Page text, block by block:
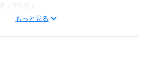
車5分）
ウン駅（車7分）
もっと見る